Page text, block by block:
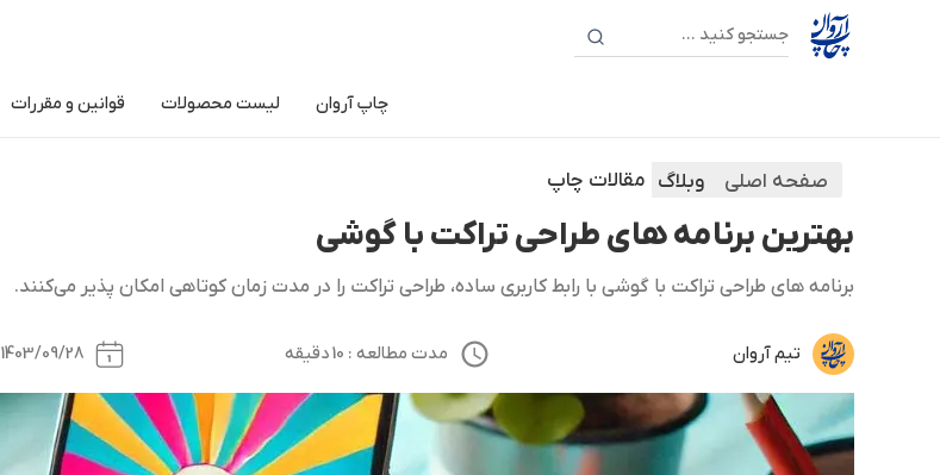
چاپ آروان لیست محصولات قوانین و مقررات
صفحه اصلی وبلاگ مقالات چاپ
بهترین برنامه های طراحی تراکت با گوشی
برنامه های طراحی تراکت با گوشی با رابط کاربری ساده، طراحی تراکت را در مدت زمان کوتاهی امکان پذیر می‌کنند.
تیم آروان مدت مطالعه : 10 دقیقه 1403/09/28